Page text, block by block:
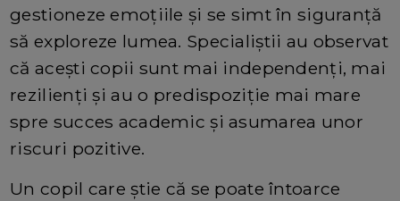
gestioneze emoțiile și se simt în siguranță
să exploreze lumea. Specialiștii au observat
că acești copii sunt mai independenți, mai
rezilienți și au o predispoziție mai mare
spre succes academic și asumarea unor
riscuri pozitive.
Un copil care știe că se poate întoarce